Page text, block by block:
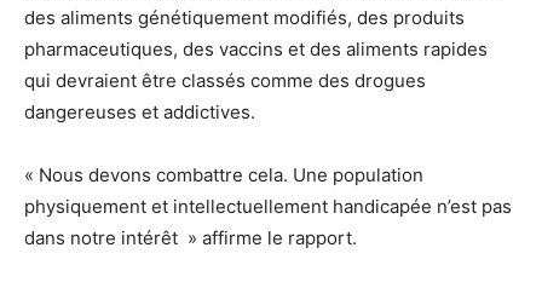
des aliments génétiquement modifiés, des produits
pharmaceutiques, des vaccins et des aliments rapides
qui devraient être classés comme des drogues
dangereuses et addictives.
« Nous devons combattre cela. Une population
physiquement et intellectuellement handicapée n’est pas
dans notre intérêt » affirme le rapport.